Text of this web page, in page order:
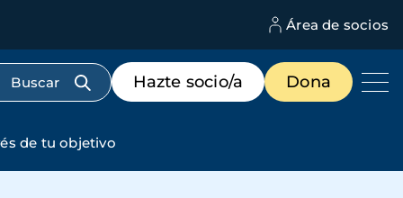
Área de socios
Menú
de
destacados
Hazte socio/a Dona
de tu objetivo